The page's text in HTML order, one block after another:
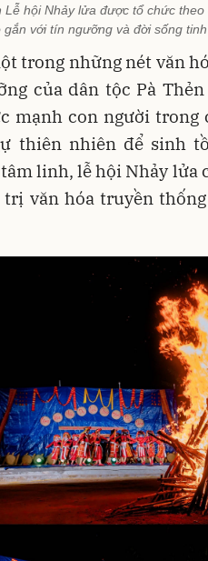
hội Nhảy lửa được tổ chức
gắn với tín ngưỡng và đời sống
trong những nét văn
của dân tộc Pà
mạnh con người trong
thiên nhiên để sinh
linh, lễ hội Nhảy lửa
văn hóa truyền